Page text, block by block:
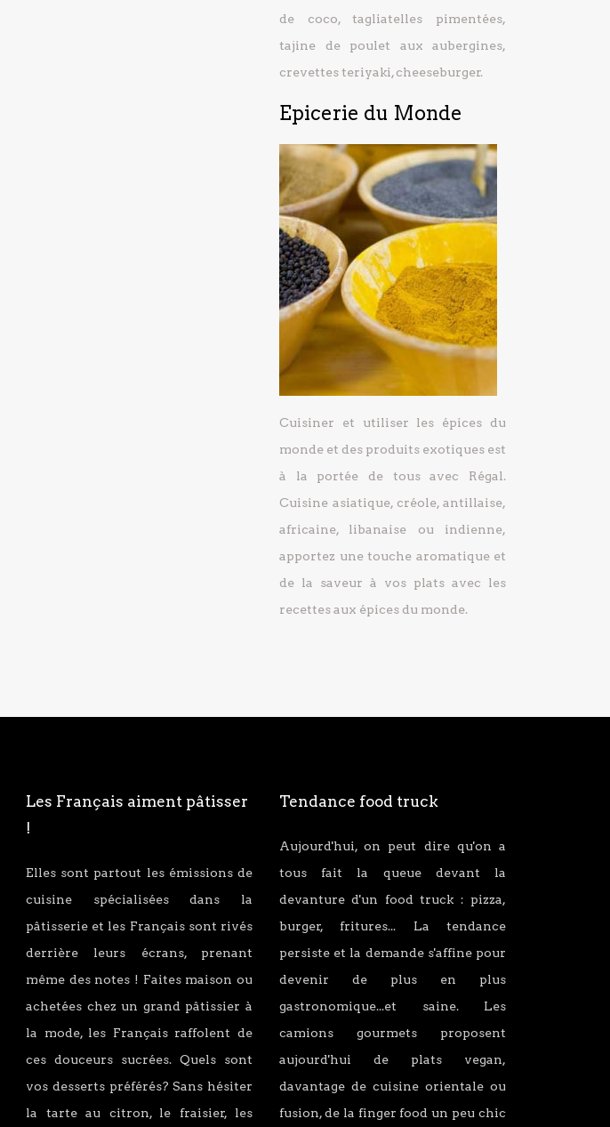
de coco, tagliatelles pimentées,
tajine de poulet aux aubergines,
crevettes teriyaki, cheeseburger.
Epicerie du Monde
Cuisiner et utiliser les épices du
monde et des produits exotiques est
à la portée de tous avec Régal.
Cuisine asiatique, créole, antillaise,
africaine, libanaise ou indienne,
apportez une touche aromatique et
de la saveur à vos plats avec les
recettes aux épices du monde.
Les Français aiment pâtisser
!
Elles sont partout les émissions de
cuisine spécialisées dans la
pâtisserie et les Français sont rivés
derrière leurs écrans, prenant
même des notes ! Faites maison ou
achetées chez un grand pâtissier à
la mode, les Français raffolent de
ces douceurs sucrées. Quels sont
vos desserts préférés? Sans hésiter
la tarte au citron, le fraisier, les
Tendance food truck
Aujourd'hui, on peut dire qu'on a
tous fait la queue devant la
devanture d'un food truck : pizza,
burger, fritures... La tendance
persiste et la demande s'affine pour
devenir de plus en plus
gastronomique...et saine. Les
camions gourmets proposent
aujourd'hui de plats vegan,
davantage de cuisine orientale ou
fusion, de la finger food un peu chic